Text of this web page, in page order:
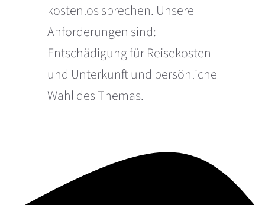
kostenlos sprechen. Unsere
Anforderungen sind:
Entschädigung für Reisekosten
und Unterkunft und persönliche
Wahl des Themas.